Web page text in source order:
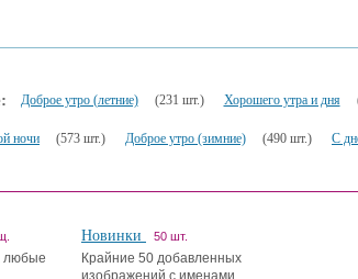
Доброе утро (летние) (231 шт.) Хорошего утра и дня
ночи (573 шт.) Доброе утро (зимние) (490 шт.) С
любые
Новинки 50 шт.
Крайние 50 добавленных
изображений с именами.